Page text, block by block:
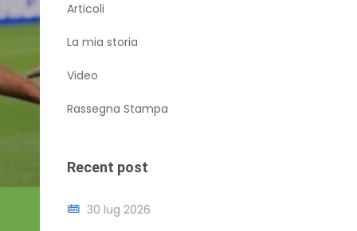
Articoli
La mia storia
Video
Rassegna Stampa
Recent post
30 lug 2026